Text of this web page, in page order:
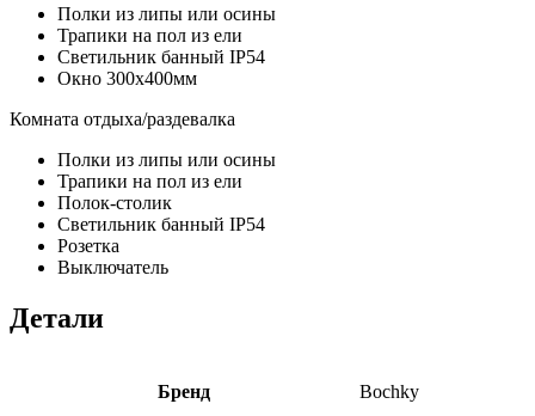
Полки из липы или осины
Трапики на пол из ели
Светильник банный IP54
Окно 300х400мм
Комната отдыха/раздевалка
Полки из липы или осины
Трапики на пол из ели
Полок-столик
Светильник банный IP54
Розетка
Выключатель
Детали
Бренд Bochky